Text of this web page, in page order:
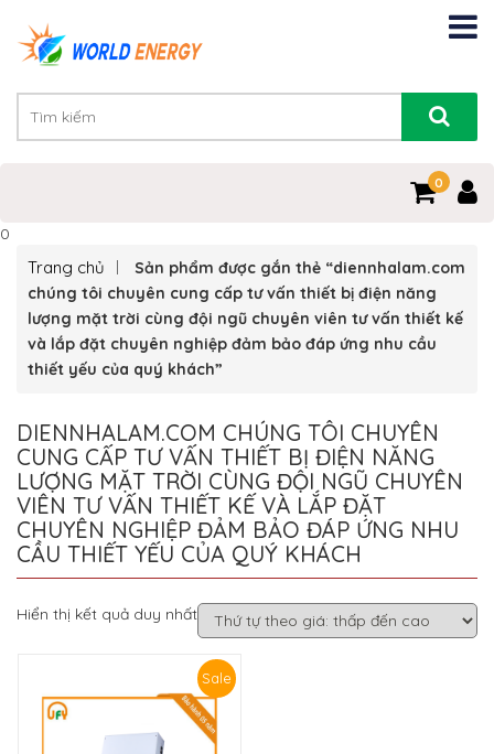
0
0
Trang chủ
Sản phẩm được gắn thẻ “diennhalam.com
chúng tôi chuyên cung cấp tư vấn thiết bị điện năng
lượng mặt trời cùng đội ngũ chuyên viên tư vấn thiết kế
và lắp đặt chuyên nghiệp đảm bảo đáp ứng nhu cầu
thiết yếu của quý khách”
DIENNHALAM.COM CHÚNG TÔI CHUYÊN
CUNG CẤP TƯ VẤN THIẾT BỊ ĐIỆN NĂNG
LƯỢNG MẶT TRỜI CÙNG ĐỘI NGŨ CHUYÊN
VIÊN TƯ VẤN THIẾT KẾ VÀ LẮP ĐẶT
CHUYÊN NGHIỆP ĐẢM BẢO ĐÁP ỨNG NHU
CẦU THIẾT YẾU CỦA QUÝ KHÁCH
Hiển thị kết quả duy nhất
Sale